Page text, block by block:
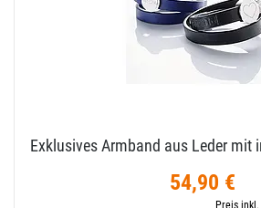
Exklusives Armband aus Leder mit
54,90 €
Preis